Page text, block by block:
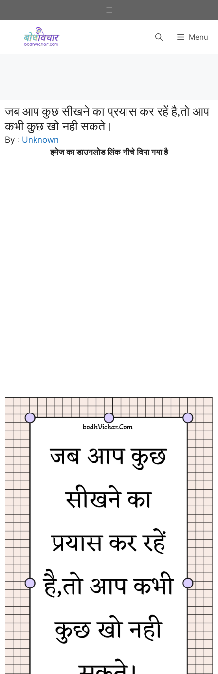
to
Menu
Menu
जब आप कुछ सीखने का प्रयास कर रहें है,तो आप
कभी कुछ खो नही सकते।
By : Unknown
इमेज का डाउनलोड लिंक नीचे दिया गया है